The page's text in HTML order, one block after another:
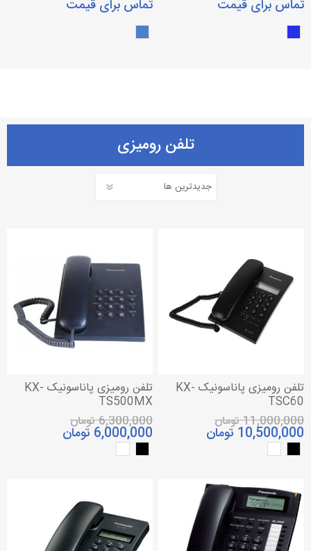
تماس برای قیمت تماس برای قیمت
تلفن رومیزی
تلفن رومیزی پاناسونیک KX-
TSC60
11,000,000 تومان
10,500,000 تومان
تلفن رومیزی پاناسونیک KX-
TS500MX
6,300,000 تومان
6,000,000 تومان